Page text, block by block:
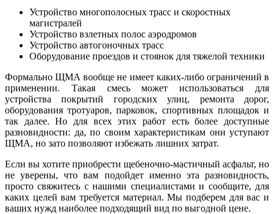
Устройство многополосных трасс и скоростных
магистралей
Устройство взлетных полос аэродромов
Устройство автогоночных трасс
Оборудование проездов и стоянок для тяжелой техники
Формально ЩМА вообще не имеет каких-либо ограничений в
применении. Такая смесь может использоваться для
устройства покрытий городских улиц, ремонта дорог,
оборудования тротуаров, парковок, спортивных площадок и
так далее. Но для всех этих работ есть более доступные
разновидности: да, по своим характеристикам они уступают
ЩМА, но зато позволяют избежать лишних затрат.
Если вы хотите приобрести щебеночно-мастичный асфальт, но
не уверены, что вам подойдет именно эта разновидность,
просто свяжитесь с нашими специалистами и сообщите, для
каких целей вам требуется материал. Мы подберем для вас и
ваших нужд наиболее подходящий вид по выгодной цене.